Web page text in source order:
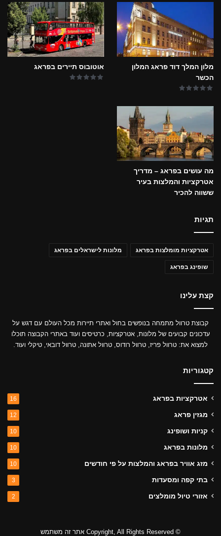
מלון המלך דוד פראג המלון
הכשר
אוטובוס תיירים בפראג
מה עושים בפראג – מדריך
אטרקציות והמלצות בעיר
ששווה להכיר
תגיות
אטרקציות מומלצות בפראג מלונות לישראלים בפראג
שופינג בפראג
קצת עלינו
קבוצת טרוול מתמחה בנופשים בחול ואתרי תיירות מכל העולם עם דגש על
עדכונים קבועים של מלונות, אטרקציות, כרטיסים ועוד באתרי הקבוצה תוכלו
למצוא את: טרוול פריז, טרוול רודוס, טרוול אתונה, טרוול דובאי, טיקלי ועוד.
קטגוריות
אטרקציות בפראג 16
מגזין פראג 12
קניות ושופינג 10
מלונות בפראג 10
מזג אוויר בפראג והמלצות על פי חודשים 10
בתי קפה ומסעדות 3
אזורי טיול מומלצים 2
© Copyright, All Rights Reserved אתר זה משתמש